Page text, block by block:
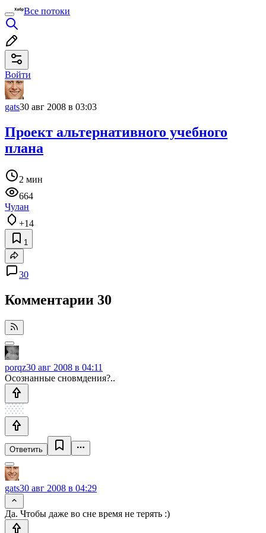
Все потоки
Войти
gats30 авг 2008 в 03:03
Проект альтернативного учебного
плана
2 мин
664
Чулан
+14
1
30
Комментарии 30
porqz30 авг 2008 в 04:11
Осознанные сновмдения?..
Ответить
gats30 авг 2008 в 04:29
Да. Чтобы даже во сне время не терять :)